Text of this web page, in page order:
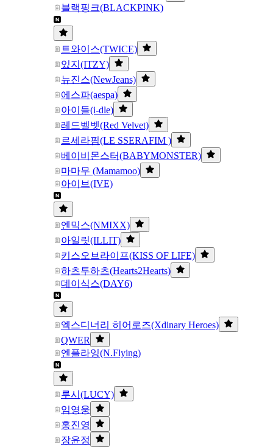
블랙핑크(BLACKPINK)
트와이스(TWICE)
있지(ITZY)
뉴진스(NewJeans)
에스파(aespa)
아이들(i-dle)
레드벨벳(Red Velvet)
르세라핌(LE SSERAFIM )
베이비몬스터(BABYMONSTER)
마마무 (Mamamoo)
아이브(IVE)
엔믹스(NMIXX)
아일릿(ILLIT)
키스오브라이프(KISS OF LIFE)
하츠투하츠(Hearts2Hearts)
데이식스(DAY6)
엑스디너리 히어로즈(Xdinary Heroes)
QWER
엔플라잉(N.Flying)
루시(LUCY)
임영웅
홍진영
장윤정